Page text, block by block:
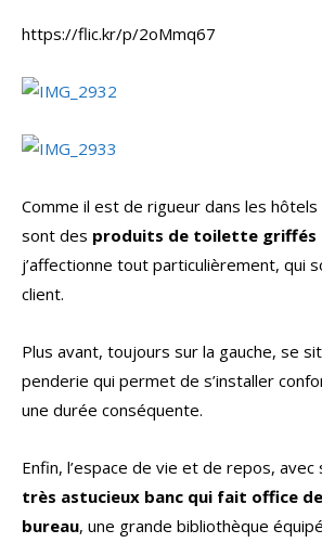
https://flic.kr/p/2oMmq67
Comme il est de rigueur dans les hôtels
sont des produits de toilette griffés
j’affectionne tout particulièrement, qui
client.
Plus avant, toujours sur la gauche, se
penderie qui permet de s’installer
une durée conséquente.
Enfin, l’espace de vie et de repos, avec
très astucieux banc qui fait office
bureau, une grande bibliothèque